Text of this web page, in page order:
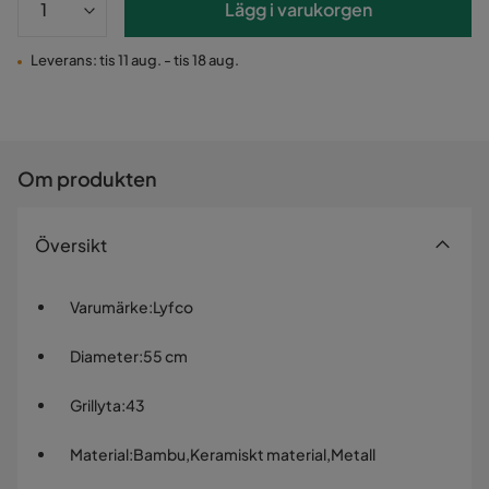
Lägg i varukorgen
Leverans: tis 11 aug. - tis 18 aug.
Om produkten
Översikt
Varumärke:Lyfco
Diameter:55 cm
Grillyta:43
Material:Bambu,Keramiskt material,Metall